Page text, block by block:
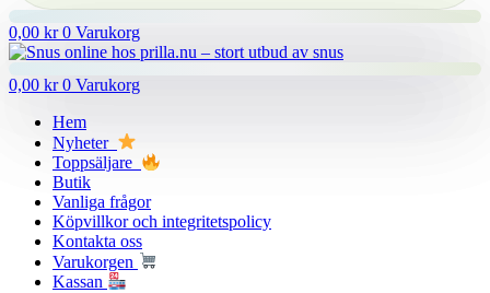
0,00 kr 0 Varukorg
0,00 kr 0 Varukorg
Hem
Nyheter
Toppsäljare
Butik
Vanliga frågor
Köpvillkor och integritetspolicy
Kontakta oss
Varukorgen
Kassan